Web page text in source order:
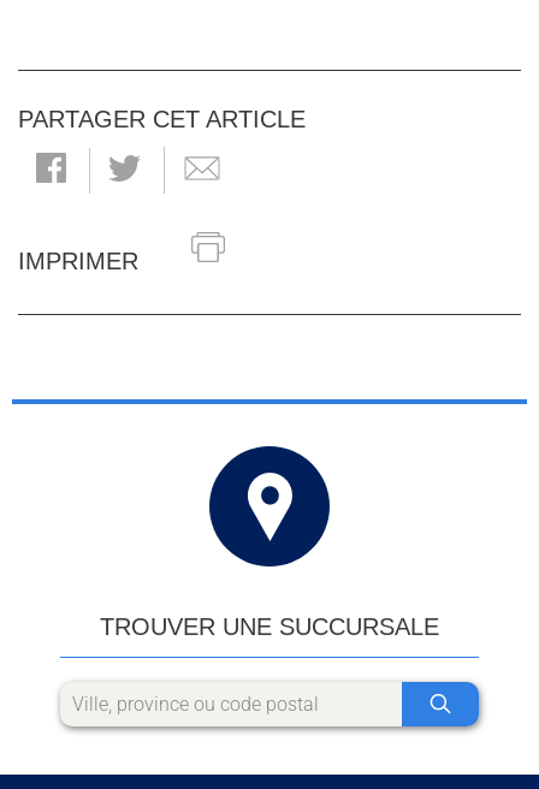
PARTAGER CET ARTICLE
IMPRIMER
TROUVER UNE SUCCURSALE